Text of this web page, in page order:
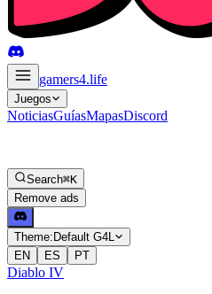
gamers4.life
Juegos
NoticiasGuíasMapasDiscord
Search⌘K
Remove ads
Theme: Default G4L
EN
ES PT
Diablo IV